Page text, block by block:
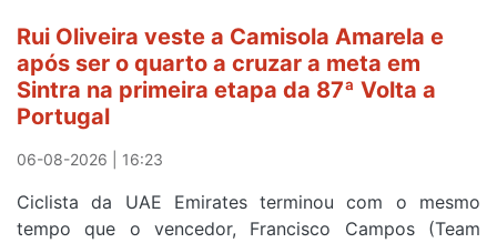
Rui Oliveira veste a Camisola Amarela e
após ser o quarto a cruzar a meta em
Sintra na primeira etapa da 87ª Volta a
Portugal
06-08-2026 | 16:23
Ciclista da UAE Emirates terminou com o mesmo
tempo que o vencedor, Francisco Campos (Team